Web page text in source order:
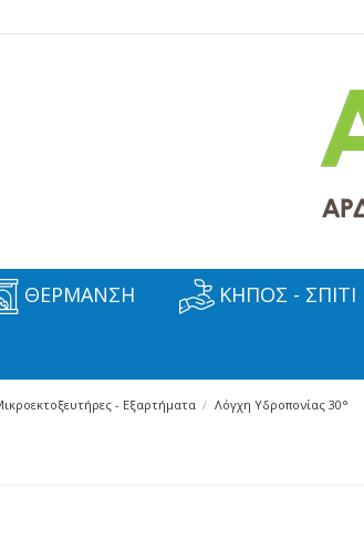
ΘΕΡΜΑΝΣΗ ΚΗΠΟΣ - ΣΠΙΤΙ
- Εξαρτήματα Λόγχη Υδροπονίας 30°